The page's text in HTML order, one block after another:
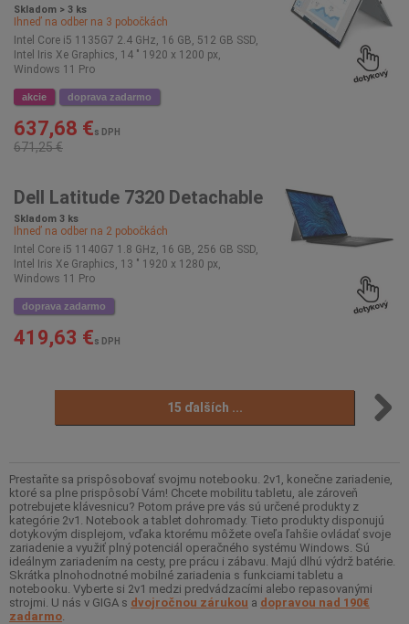
Skladom > 3 ks
Ihneď na odber na 3 pobočkách
Intel Core i5 1135G7 2.4 GHz, 16 GB, 512 GB SSD,
Intel Iris Xe Graphics, 14 " 1920 x 1200 px,
Windows 11 Pro
akcie doprava zadarmo
637,68 €s DPH
671,25 €
Dell Latitude 7320 Detachable
Skladom 3 ks
Ihneď na odber na 2 pobočkách
Intel Core i5 1140G7 1.8 GHz, 16 GB, 256 GB SSD,
Intel Iris Xe Graphics, 13 " 1920 x 1280 px,
Windows 11 Pro
doprava zadarmo
419,63 €s DPH
15 ďalších ...
Prestaňte sa prispôsobovať svojmu notebooku. 2v1, konečne zariadenie,
ktoré sa plne prispôsobí Vám! Chcete mobilitu tabletu, ale zároveň
potrebujete klávesnicu? Potom práve pre vás sú určené produkty z
kategórie 2v1. Notebook a tablet dohromady. Tieto produkty disponujú
dotykovým displejom, vďaka ktorému môžete oveľa ľahšie ovládať svoje
zariadenie a využiť plný potenciál operačného systému Windows. Sú
ideálnym zariadením na cesty, pre prácu i zábavu. Majú dlhú výdrž batérie.
Skrátka plnohodnotné mobilné zariadenia s funkciami tabletu a
notebooku. Vyberte si 2v1 medzi predvádzacími alebo repasovanými
strojmi. U nás v GIGA s dvojročnou zárukou a dopravou nad 190€
zadarmo.